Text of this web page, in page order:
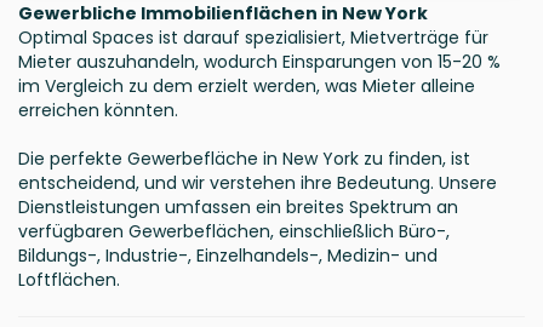
Gewerbliche Immobilienflächen in New York
Optimal Spaces ist darauf spezialisiert, Mietverträge für
Mieter auszuhandeln, wodurch Einsparungen von 15-20 %
im Vergleich zu dem erzielt werden, was Mieter alleine
erreichen könnten.
Die perfekte Gewerbefläche in New York zu finden, ist
entscheidend, und wir verstehen ihre Bedeutung. Unsere
Dienstleistungen umfassen ein breites Spektrum an
verfügbaren Gewerbeflächen, einschließlich Büro-,
Bildungs-, Industrie-, Einzelhandels-, Medizin- und
Loftflächen.